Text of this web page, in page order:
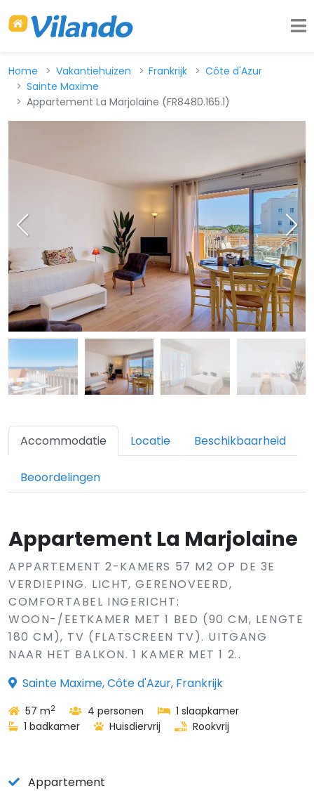
Home Vakantiehuizen Frankrijk
Côte d'Azur
Sainte Maxime
Appartement La Marjolaine (FR8480.165.1)
Accommodatie Locatie Beschikbaarheid
Beoordelingen
Appartement La Marjolaine
APPARTEMENT 2-KAMERS 57 M2 OP DE 3E
VERDIEPING. LICHT, GERENOVEERD,
COMFORTABEL INGERICHT:
WOON-/EETKAMER MET 1 BED (90 CM, LENGTE
180 CM), TV (FLATSCREEN TV). UITGANG
NAAR HET BALKON. 1 KAMER MET 1 2..
Sainte Maxime, Côte d'Azur, Frankrijk
57 m2 4 personen
1 slaapkamer
1 badkamer
Huisdiervrij Rookvrij
Appartement